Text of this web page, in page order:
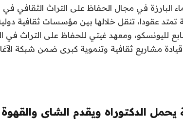
البارزة في مجال الحفاظ على التراث الثقافي في
تمتد عقودا، تنقل خلالها بين مؤسسات ثقافية
لليونسكو، ومعهد غيتي للحفاظ على التراث في
مشاريع ثقافية وتنموية كبرى ضمن شبكة الآغا
يحمل الدكتوراه ويقدم الشاي